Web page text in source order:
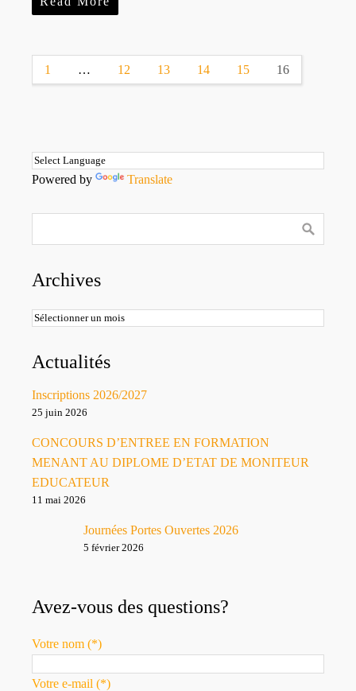
1 … 12 13 14 15 16
Powered by Translate
Archives
Archives
Actualités
Inscriptions 2026/2027
25 juin 2026
CONCOURS D’ENTREE EN FORMATION
MENANT AU DIPLOME D’ETAT DE MONITEUR
EDUCATEUR
11 mai 2026
Journées Portes Ouvertes 2026
5 février 2026
Avez-vous des questions?
Votre nom (*)
Votre e-mail (*)